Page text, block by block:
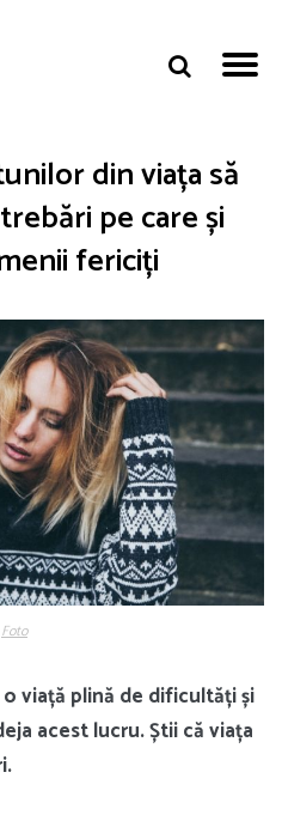
din viața să
pe care și
fericiți
Foto
viață plină de dificultăți și
acest lucru. Știi că viața